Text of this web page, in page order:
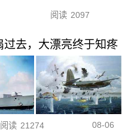
阅读 2097
去，大漂亮终于知疼
阅读 21274 08-06